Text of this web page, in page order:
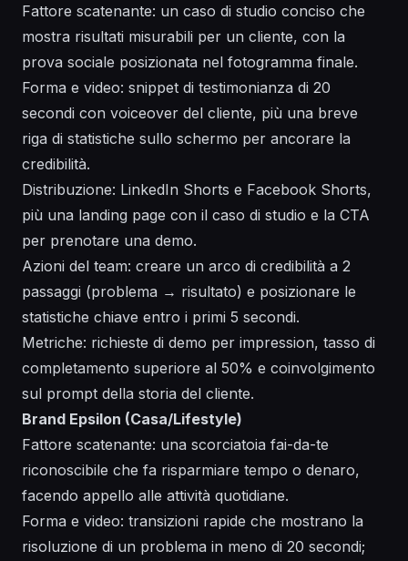
Fattore scatenante: un caso di studio conciso che
mostra risultati misurabili per un cliente, con la
prova sociale posizionata nel fotogramma finale.
Forma e video: snippet di testimonianza di 20
secondi con voiceover del cliente, più una breve
riga di statistiche sullo schermo per ancorare la
credibilità.
Distribuzione: LinkedIn Shorts e Facebook Shorts,
più una landing page con il caso di studio e la CTA
per prenotare una demo.
Azioni del team: creare un arco di credibilità a 2
passaggi (problema → risultato) e posizionare le
statistiche chiave entro i primi 5 secondi.
Metriche: richieste di demo per impression, tasso di
completamento superiore al 50% e coinvolgimento
sul prompt della storia del cliente.
Brand Epsilon (Casa/Lifestyle)
Fattore scatenante: una scorciatoia fai-da-te
riconoscibile che fa risparmiare tempo o denaro,
facendo appello alle attività quotidiane.
Forma e video: transizioni rapide che mostrano la
risoluzione di un problema in meno di 20 secondi;